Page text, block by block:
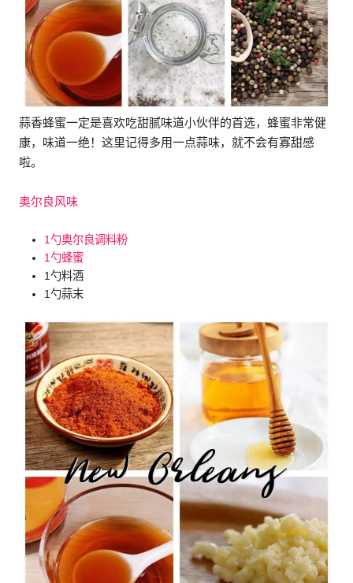
蒜香蜂蜜一定是喜欢吃甜腻味道小伙伴的首选，蜂蜜非常健
康，味道一绝！这里记得多用一点蒜味，就不会有寡甜感
啦。
奥尔良风味
1勺奥尔良调料粉
1勺蜂蜜
1勺料酒
1勺蒜末